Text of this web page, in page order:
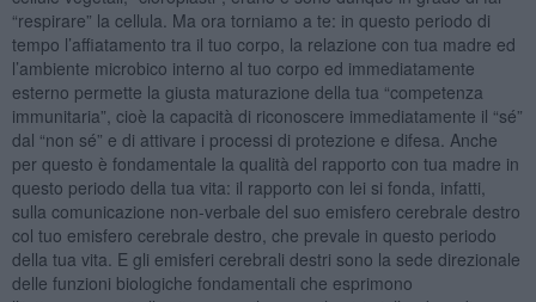
“respirare” la cellula. Ma ora torniamo a te: in questo periodo di
tempo l’affiatamento tra il tuo corpo, la relazione con tua madre ed
l’ambiente microbico interno al tuo corpo ed immediatamente
esterno permette la giusta maturazione della tua “competenza
immunitaria”, cioè la capacità di riconoscere immediatamente il “sé”
dal “non sé” e di attivare i processi di protezione e difesa. Anche
per questo è fondamentale la qualità del rapporto con tua madre in
questo periodo della tua vita: il rapporto con lei si fonda, infatti,
sulla comunicazione non-verbale del suo emisfero cerebrale destro
col tuo emisfero cerebrale destro, che prevale in questo periodo
della tua vita. E gli emisferi cerebrali destri sono la sede direzionale
delle funzioni biologiche fondamentali che esprimono